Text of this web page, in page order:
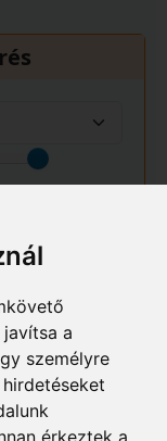
a
személyre